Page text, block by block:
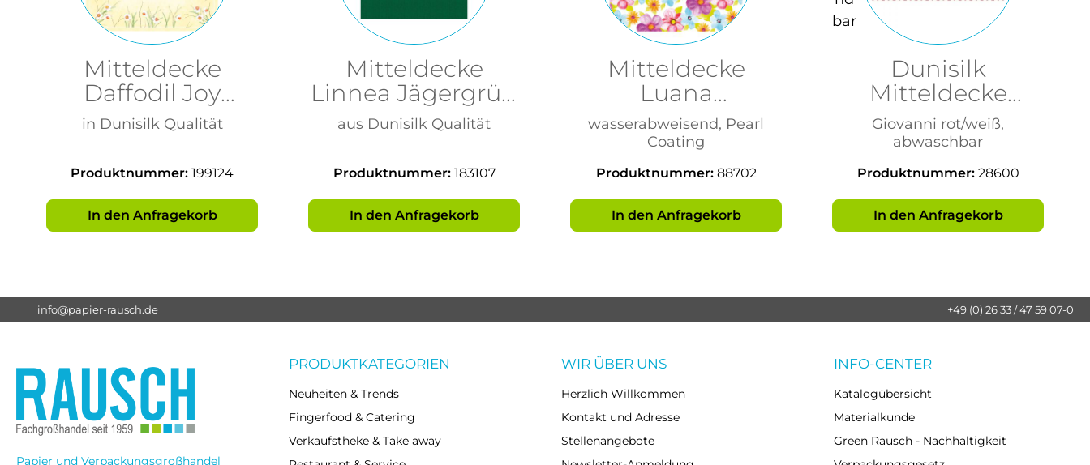
Mitteldecke
Daffodil Joy
84x84cm
Wasserabweisend
in Dunisilk Qualität
Produktnummer: 199124
In den Anfragekorb
Mitteldecke
Linnea Jägergrün
84x84cm
wasserabweisend
aus Dunisilk Qualität
Produktnummer: 183107
In den Anfragekorb
Mitteldecke
Luana
Schmutzabweise
nd 80x80cm
wasserabweisend, Pearl
Coating
Produktnummer: 88702
In den Anfragekorb
Dunisilk
Mitteldecke
84x84cm
Giovanni rot/weiß,
abwaschbar
Produktnummer: 28600
In den Anfragekorb
info@papier-rausch.de +49 (0) 26 33 / 47 59 07-0
Papier und Verpackungsgroßhandel
PRODUKTKATEGORIEN
Neuheiten & Trends
Fingerfood & Catering
Verkaufstheke & Take away
WIR ÜBER UNS
Herzlich Willkommen
Kontakt und Adresse
Stellenangebote
INFO-CENTER
Katalogübersicht
Materialkunde
Green Rausch - Nachhaltigkeit